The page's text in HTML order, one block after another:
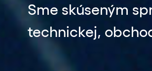
Sme skúseným
technickej,